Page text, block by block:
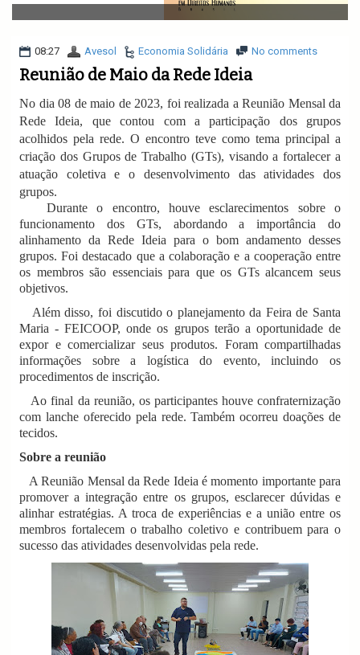
v
i
a
i
n
08:27 Avesol Economia Solidária No comments
Reunião de Maio da Rede Ideia
No dia 08 de maio de 2023, foi realizada a Reunião Mensal da
Rede Ideia, que contou com a participação dos grupos
acolhidos pela rede. O encontro teve como tema principal a
criação dos Grupos de Trabalho (GTs), visando a fortalecer a
atuação coletiva e o desenvolvimento das atividades dos
grupos.
Durante o encontro, houve esclarecimentos sobre o
funcionamento dos GTs, abordando a importância do
alinhamento da Rede Ideia para o bom andamento desses
grupos. Foi destacado que a colaboração e a cooperação entre
os membros são essenciais para que os GTs alcancem seus
objetivos.
Além disso, foi discutido o planejamento da Feira de Santa
Maria - FEICOOP, onde os grupos terão a oportunidade de
expor e comercializar seus produtos. Foram compartilhadas
informações sobre a logística do evento, incluindo os
procedimentos de inscrição.
Ao final da reunião, os participantes houve confraternização
com lanche oferecido pela rede. Também ocorreu doações de
tecidos.
Sobre a reunião
A Reunião Mensal da Rede Ideia é momento importante para
promover a integração entre os grupos, esclarecer dúvidas e
alinhar estratégias. A troca de experiências e a união entre os
membros fortalecem o trabalho coletivo e contribuem para o
sucesso das atividades desenvolvidas pela rede.